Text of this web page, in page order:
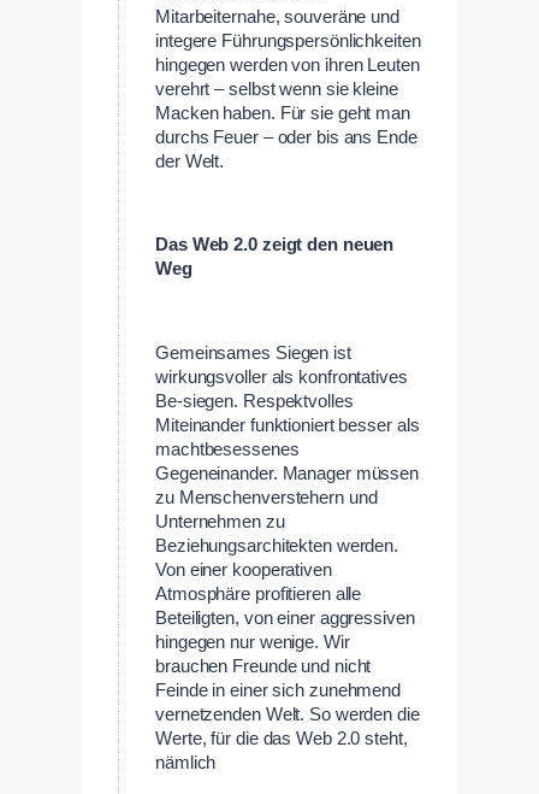
Mitarbeiternahe, souveräne und
integere Führungspersönlichkeiten
hingegen werden von ihren Leuten
verehrt – selbst wenn sie kleine
Macken haben. Für sie geht man
durchs Feuer – oder bis ans Ende
der Welt.
Das Web 2.0 zeigt den neuen
Weg
Gemeinsames Siegen ist
wirkungsvoller als konfrontatives
Be-siegen. Respektvolles
Miteinander funktioniert besser als
machtbesessenes
Gegeneinander. Manager müssen
zu Menschenverstehern und
Unternehmen zu
Beziehungsarchitekten werden.
Von einer kooperativen
Atmosphäre profitieren alle
Beteiligten, von einer aggressiven
hingegen nur wenige. Wir
brauchen Freunde und nicht
Feinde in einer sich zunehmend
vernetzenden Welt. So werden die
Werte, für die das Web 2.0 steht,
nämlich